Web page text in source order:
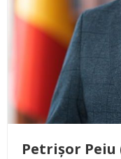
Petrișor Peiu